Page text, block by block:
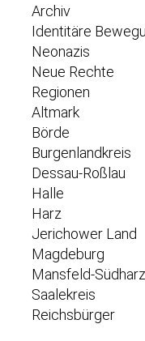
Archiv
Identitäre
Neonazis
Neue Rechte
Regionen
Altmark
Börde
Burgenlandkreis
Dessau-Roßlau
Halle
Harz
Jerichower Land
Magdeburg
Mansfeld-Südharz
Saalekreis
Reichsbürger